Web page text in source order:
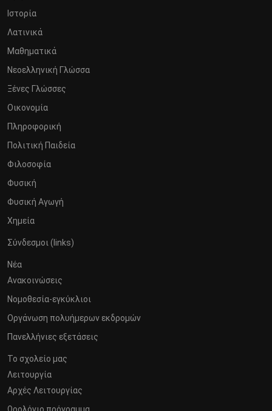
Ιστορία
Λατινικά
Μαθηματικά
Νεοελληνική Γλώσσα
Ξένες Γλώσσες
Οικονομία
Πληροφορική
Πολιτική Παιδεία
Φιλοσοφία
Φυσική
Φυσική Αγωγή
Χημεία
Σύνδεσμοι (links)
Νέα
Ανακοινώσεις
Νομοθεσία-εγκύκλιοι
Οργάνωση πολυήμερων εκδρομών
Πανελλήνιες εξετάσεις
Το σχολείο μας
Λειτουργία
Αρχές Λειτουργίας
Ωρολόγιο πρόγραμμα